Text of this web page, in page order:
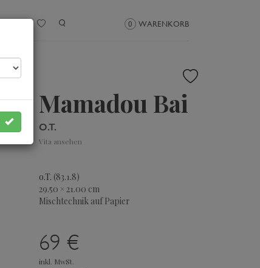
0 WARENKORB
Mamadou Bai
O.T.
Vita ansehen
o.T. (83.1.8)
29.50 × 21.00 cm
Mischtechnik auf Papier
69 €
inkl. MwSt.